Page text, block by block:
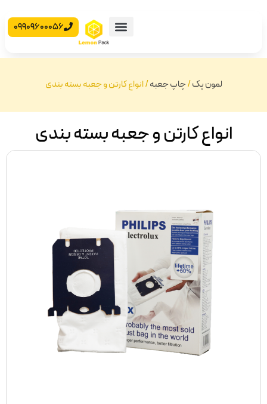
09909600056
لمون پک/چاپ جعبه/انواع کارتن و جعبه بسته بندی
انواع کارتن و جعبه بسته بندی